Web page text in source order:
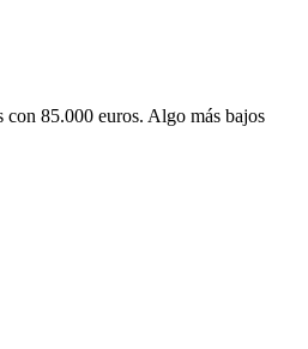
con 85.000 euros. Algo más bajos